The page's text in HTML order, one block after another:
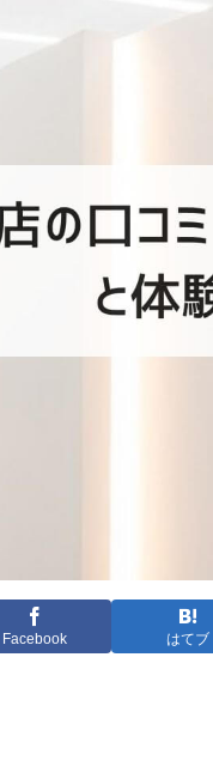
Facebook はてブ